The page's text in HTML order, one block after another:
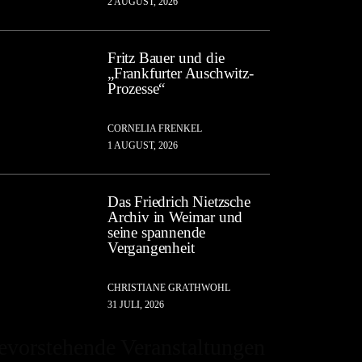
Fritz Bauer und die
„Frankfurter Auschwitz-
Prozesse“
CORNELIA FRENKEL
1 AUGUST, 2026
Das Friedrich Nietzsche
Archiv in Weimar und
seine spannende
Vergangenheit
CHRISTIANE GRATHWOHL
31 JULI, 2026